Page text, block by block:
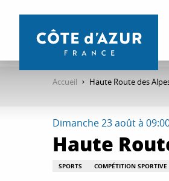
contenu
Accueil Haute Route des
Dimanche 23 août à
Haute
SPORTS COMPÉTITION SPORTIVE